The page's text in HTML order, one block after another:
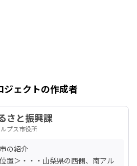
ジェクトの作成者
さと振興課
プス市役所
の紹介
置＞・・・山梨県の西側、南アル